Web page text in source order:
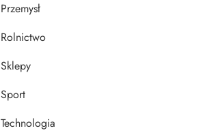
Przemysł
Rolnictwo
Sklepy
Sport
Technologia